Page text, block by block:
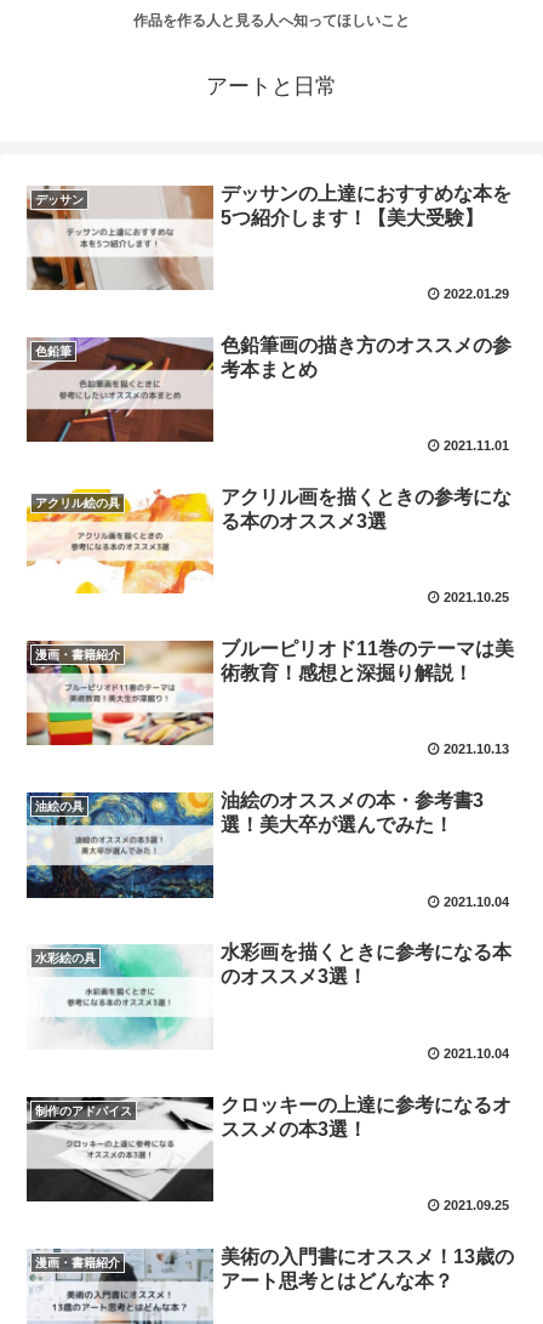
作品を作る人と見る人へ知ってほしいこと
アートと日常
デッサン
デッサンの上達におすすめな本を
5つ紹介します！【美大受験】
2022.01.29
色鉛筆
色鉛筆画の描き方のオススメの参
考本まとめ
2021.11.01
アクリル絵の具
アクリル画を描くときの参考にな
る本のオススメ3選
2021.10.25
漫画・書籍紹介
ブルーピリオド11巻のテーマは美
術教育！感想と深掘り解説！
2021.10.13
油絵の具
油絵のオススメの本・参考書3
選！美大卒が選んでみた！
2021.10.04
水彩絵の具
水彩画を描くときに参考になる本
のオススメ3選！
2021.10.04
制作のアドバイス
クロッキーの上達に参考になるオ
ススメの本3選！
2021.09.25
漫画・書籍紹介
美術の入門書にオススメ！13歳の
アート思考とはどんな本？